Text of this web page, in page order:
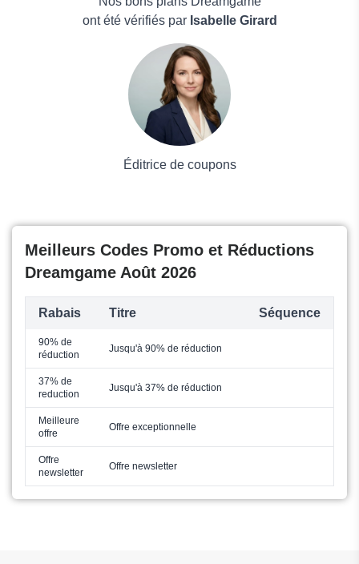
ont été vérifiés par Isabelle Girard
Éditrice de coupons
Meilleurs Codes Promo et Réductions
Dreamgame Août 2026
Rabais Titre Séquence
90% de
réduction
Jusqu'à 90% de réduction
37% de
reduction
Jusqu'à 37% de réduction
Meilleure
offre
Offre exceptionnelle
Offre
newsletter
Offre newsletter